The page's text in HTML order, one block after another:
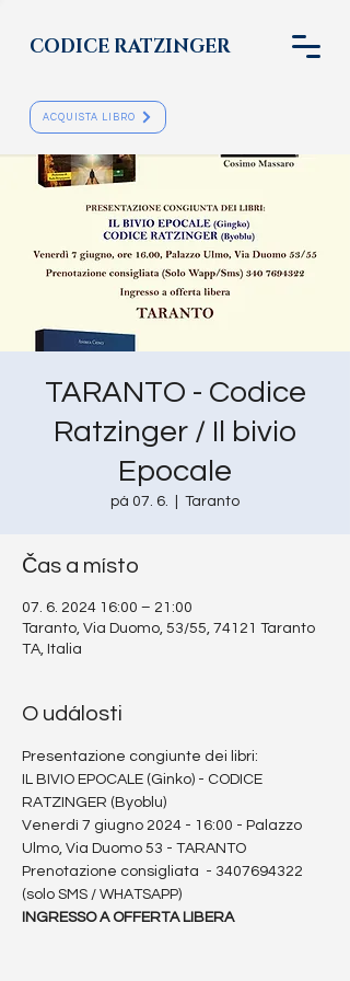
CODICE RATZINGER
ACQUISTA LIBRO
TARANTO - Codice
Ratzinger / Il bivio
Epocale
pá 07. 6. Taranto
Čas a místo
07. 6. 2024 16:00 – 21:00
Taranto, Via Duomo, 53/55, 74121 Taranto
TA, Italia
O události
Presentazione congiunte dei libri:
IL BIVIO EPOCALE (Ginko) - CODICE
RATZINGER (Byoblu)
Venerdì 7 giugno 2024 - 16:00 - Palazzo
Ulmo, Via Duomo 53 - TARANTO
Prenotazione consigliata  - 3407694322
(solo SMS / WHATSAPP)
INGRESSO A OFFERTA LIBERA